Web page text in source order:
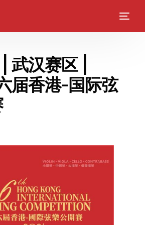
武汉赛区 |
届香港-国际弦